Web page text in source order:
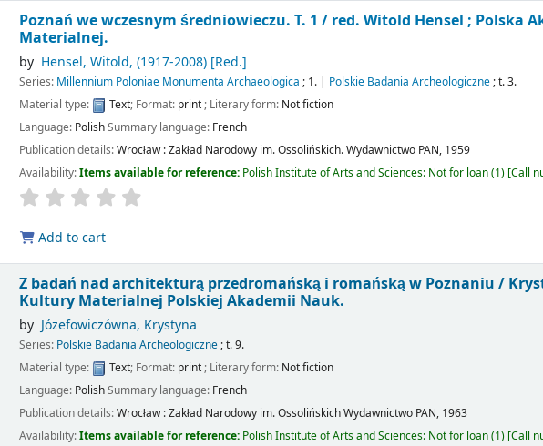
Poznań we wczesnym średniowieczu. T. 1 / red. Witold Hensel ; Polska
Materialnej.
by Hensel, Witold, (1917-2008)[Red.]
Series: Millennium Poloniae Monumenta Archaeologica ; 1. | Polskie Badania Archeologiczne; t. 3.
Material type:
Text; Format: print; Literary form: Not fiction
Language: PolishSummary language: French
Publication details:Wrocław :Zakład Narodowy im. Ossolińskich. Wydawnictwo PAN, 1959
Availability:Items available for reference: Polish Institute of Arts and Sciences: Not for loan(1) Call
Add to cart
Z badań nad architekturą przedromańską i romańską w Poznaniu /
Kultury Materialnej Polskiej Akademii Nauk.
by Józefowiczówna, Krystyna
Series: Polskie Badania Archeologiczne; t. 9.
Material type:
Text; Format: print; Literary form: Not fiction
Language: PolishSummary language: French
Publication details:Wrocław :Zakład Narodowy im. Ossolińskich Wydawnictwo PAN, 1963
Availability:Items available for reference: Polish Institute of Arts and Sciences: Not for loan(1) Call